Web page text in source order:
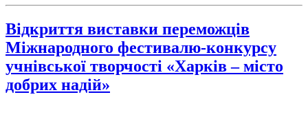
Відкриття виставки переможців
Міжнародного фестивалю-конкурсу
учнівської творчості «Харків – місто
добрих надій»